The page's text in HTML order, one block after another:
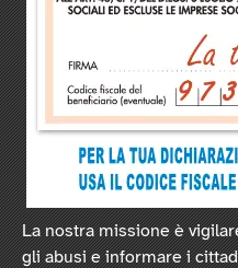
La nostra missione è
gli abusi e informare i